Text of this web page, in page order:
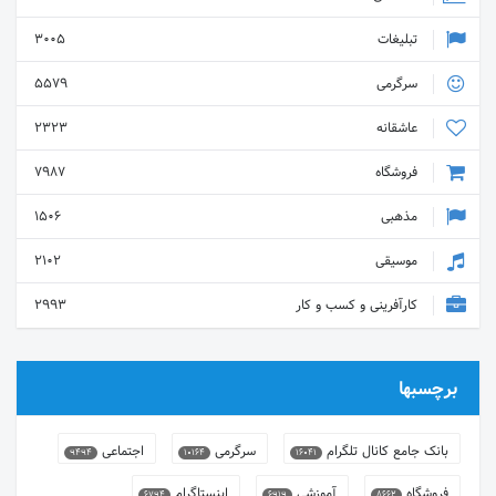
تبلیغات
3005
سرگرمی
5579
عاشقانه
2323
فروشگاه
7987
مذهبی
1506
موسیقی
2102
کارآفرینی و کسب و کار
2993
برچسبها
بانک جامع کانال تلگرام 16041 سرگرمی 10164 اجتماعی 9494